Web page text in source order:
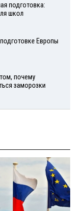
подготовка:
школ
Европы
почему
заморозки